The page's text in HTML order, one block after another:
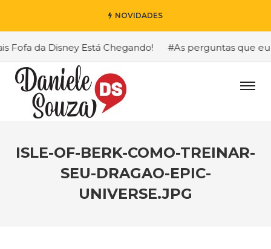
NOVIDADES
da Disney Está Chegando! #As perguntas que eu
ISLE-OF-BERK-COMO-TREINAR-
SEU-DRAGAO-EPIC-
UNIVERSE.JPG